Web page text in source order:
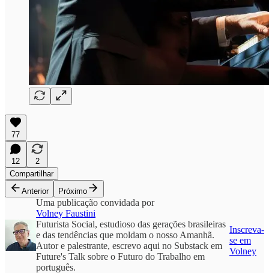
77
12
2
Compartilhar
Anterior
Próximo
Uma publicação convidada por
Volney Faustini
Futurista Social, estudioso das gerações brasileiras
e das tendências que moldam o nosso Amanhã.
Autor e palestrante, escrevo aqui no Substack em
Future's Talk sobre o Futuro do Trabalho em
português.
Inscreva-
se em
Volney